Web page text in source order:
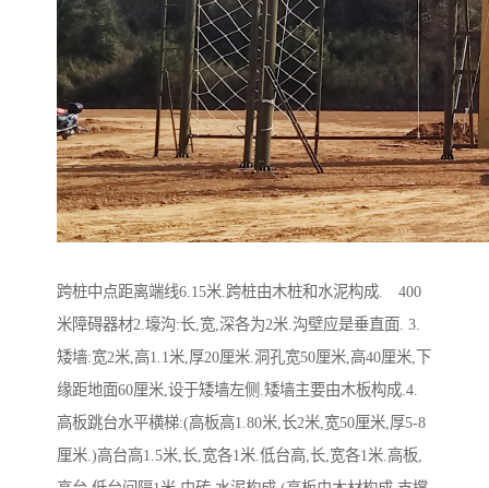
跨桩中点距离端线6.15米.跨桩由木桩和水泥构成. 400
米障碍器材2.壕沟:长,宽,深各为2米.沟壁应是垂直面. 3.
矮墙:宽2米,高1.1米,厚20厘米.洞孔宽50厘米,高40厘米,下
缘距地面60厘米,设于矮墙左侧.矮墙主要由木板构成.4.
高板跳台水平横梯:(高板高1.80米,长2米,宽50厘米,厚5-8
厘米.)高台高1.5米,长,宽各1米.低台高,长,宽各1米.高板,